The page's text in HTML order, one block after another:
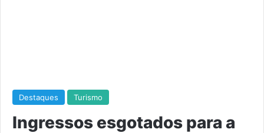
Destaques Turismo
Ingressos esgotados para a